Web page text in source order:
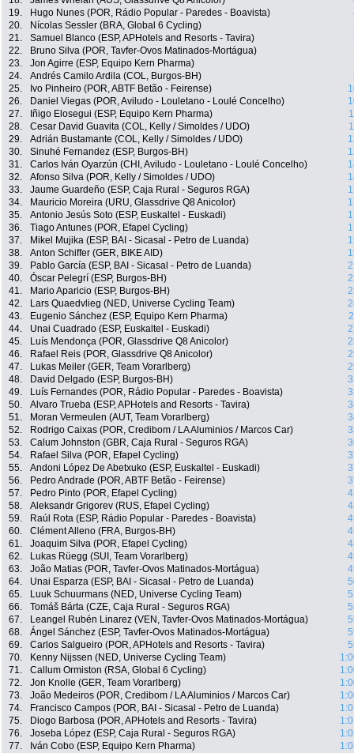
19.
Hugo Nunes (POR, Rádio Popular - Paredes - Boavista)
20.
Nícolas Sessler (BRA, Global 6 Cycling)
21.
Samuel Blanco (ESP, APHotels and Resorts - Tavira)
22.
Bruno Silva (POR, Tavfer-Ovos Matinados-Mortágua)
23.
Jon Agirre (ESP, Equipo Kern Pharma)
24.
Andrés Camilo Ardila (COL, Burgos-BH)
25.
Ivo Pinheiro (POR, ABTF Betão - Feirense)
26.
Daniel Viegas (POR, Aviludo - Louletano - Loulé Concelho)
27.
Iñigo Elosegui (ESP, Equipo Kern Pharma)
28.
Cesar David Guavita (COL, Kelly / Simoldes / UDO)
29.
Adrián Bustamante (COL, Kelly / Simoldes / UDO)
30.
Sinuhé Fernandez (ESP, Burgos-BH)
31.
Carlos Iván Oyarzún (CHI, Aviludo - Louletano - Loulé Concelho)
32.
Afonso Silva (POR, Kelly / Simoldes / UDO)
33.
Jaume Guardeño (ESP, Caja Rural - Seguros RGA)
34.
Mauricio Moreira (URU, Glassdrive Q8 Anicolor)
35.
Antonio Jesús Soto (ESP, Euskaltel - Euskadi)
36.
Tiago Antunes (POR, Efapel Cycling)
37.
Mikel Mujika (ESP, BAI - Sicasal - Petro de Luanda)
38.
Anton Schiffer (GER, BIKE AID)
39.
Pablo García (ESP, BAI - Sicasal - Petro de Luanda)
40.
Óscar Pelegrí (ESP, Burgos-BH)
41.
Mario Aparicio (ESP, Burgos-BH)
42.
Lars Quaedvlieg (NED, Universe Cycling Team)
43.
Eugenio Sánchez (ESP, Equipo Kern Pharma)
44.
Unai Cuadrado (ESP, Euskaltel - Euskadi)
45.
Luís Mendonça (POR, Glassdrive Q8 Anicolor)
46.
Rafael Reis (POR, Glassdrive Q8 Anicolor)
47.
Lukas Meiler (GER, Team Vorarlberg)
48.
David Delgado (ESP, Burgos-BH)
49.
Luís Fernandes (POR, Rádio Popular - Paredes - Boavista)
50.
Alvaro Trueba (ESP, APHotels and Resorts - Tavira)
51.
Moran Vermeulen (AUT, Team Vorarlberg)
52.
Rodrigo Caixas (POR, Credibom / LA Aluminios / Marcos Car)
53.
Calum Johnston (GBR, Caja Rural - Seguros RGA)
54.
Rafael Silva (POR, Efapel Cycling)
55.
Andoni López De Abetxuko (ESP, Euskaltel - Euskadi)
56.
Pedro Andrade (POR, ABTF Betão - Feirense)
57.
Pedro Pinto (POR, Efapel Cycling)
58.
Aleksandr Grigorev (RUS, Efapel Cycling)
59.
Raúl Rota (ESP, Rádio Popular - Paredes - Boavista)
60.
Clément Alleno (FRA, Burgos-BH)
61.
Joaquim Silva (POR, Efapel Cycling)
62.
Lukas Rüegg (SUI, Team Vorarlberg)
63.
João Matias (POR, Tavfer-Ovos Matinados-Mortágua)
64.
Unai Esparza (ESP, BAI - Sicasal - Petro de Luanda)
65.
Luuk Schuurmans (NED, Universe Cycling Team)
66.
Tomáš Bárta (CZE, Caja Rural - Seguros RGA)
67.
Leangel Rubén Linarez (VEN, Tavfer-Ovos Matinados-Mortágua)
68.
Ángel Sánchez (ESP, Tavfer-Ovos Matinados-Mortágua)
69.
Carlos Salgueiro (POR, APHotels and Resorts - Tavira)
70.
Kenny Nijssen (NED, Universe Cycling Team)
71.
Callum Ormiston (RSA, Global 6 Cycling)
72.
Jon Knolle (GER, Team Vorarlberg)
73.
João Medeiros (POR, Credibom / LA Aluminios / Marcos Car)
74.
Francisco Campos (POR, BAI - Sicasal - Petro de Luanda)
75.
Diogo Barbosa (POR, APHotels and Resorts - Tavira)
76.
Joseba López (ESP, Caja Rural - Seguros RGA)
77.
Iván Cobo (ESP, Equipo Kern Pharma)